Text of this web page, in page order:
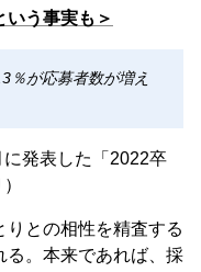
いう事実も＞
％が応募者数が増え
に発表した「2022卒
との相性を精査する
る。本来であれば、採